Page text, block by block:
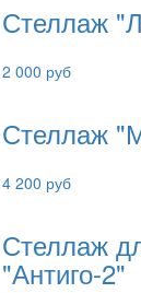
Стеллаж
2 000 руб
Стеллаж
4 200 руб
Стеллаж
"Антиго-2"